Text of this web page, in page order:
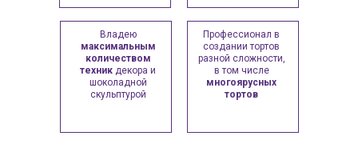
Профессионал в
создании тортов
разной сложности,
в том числе
многоярусных
тортов
Владею
максимальным
количеством
техник декора и
шоколадной
скульптурой